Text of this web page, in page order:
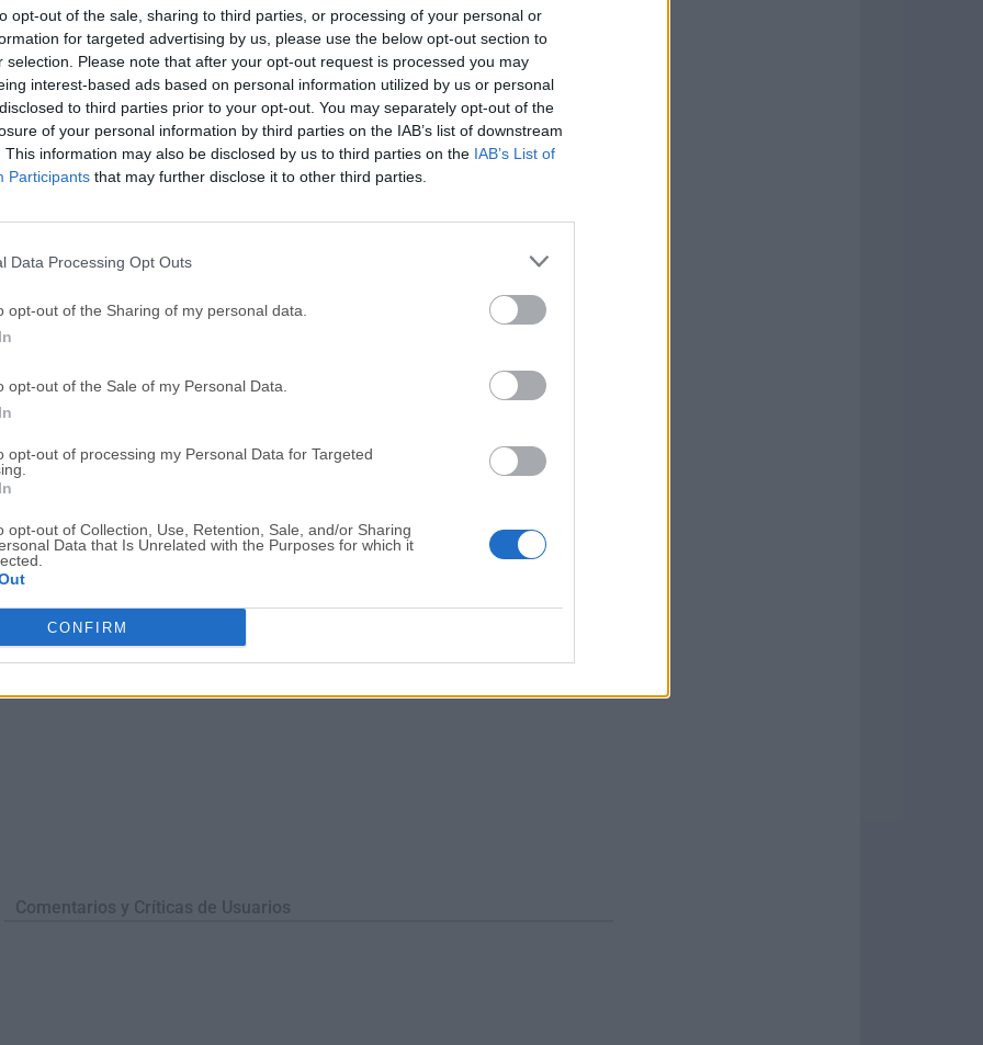
opt-out of the sale, sharing to third parties, or processing of your personal or
for targeted advertising by us, please use the below opt-out section to
selection. Please note that after your opt-out request is processed you may
interest-based ads based on personal information utilized by us or personal
to third parties prior to your opt-out. You may separately opt-out of the
of your personal information by third parties on the IAB’s list of downstream
This information may also be disclosed by us to third parties on the IAB’s List of
Participants that may further disclose it to other third parties.
Data Processing Opt Outs
opt-out of the Sharing of my personal data.
opt-out of the Sale of my Personal Data.
opt-out of processing my Personal Data for Targeted
opt-out of Collection, Use, Retention, Sale, and/or Sharing
Data that Is Unrelated with the Purposes for which it
CONFIRM
Descargar NumPy 1.23.1
¿Por qué se publica esta aplicación en FileHorse? (Más información
Top Descargas
OKX - Buy Bitcoin or Ethereum
Adobe Acrobat Pro 2026.001.21771
Malwarebytes 5.25.2 TradingView - Track All Markets
CleanMyMac X 5.2.10 AdGuard VPN for Mac 2.9.0
Software más Populares »
Comentarios y Críticas de Usuarios